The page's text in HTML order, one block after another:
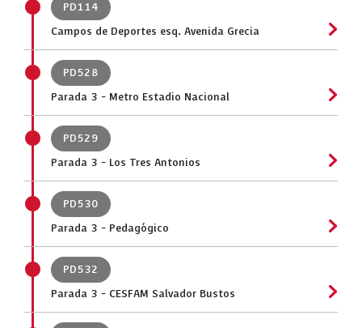
PD114
Campos de Deportes esq. Avenida Grecia
PD528
Parada 3 - Metro Estadio Nacional
PD529
Parada 3 - Los Tres Antonios
PD530
Parada 3 - Pedagógico
PD532
Parada 3 - CESFAM Salvador Bustos